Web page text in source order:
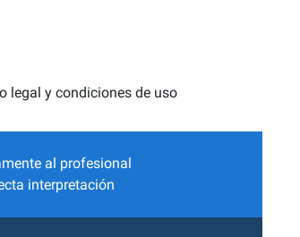
legal y condiciones de uso
al profesional
interpretación